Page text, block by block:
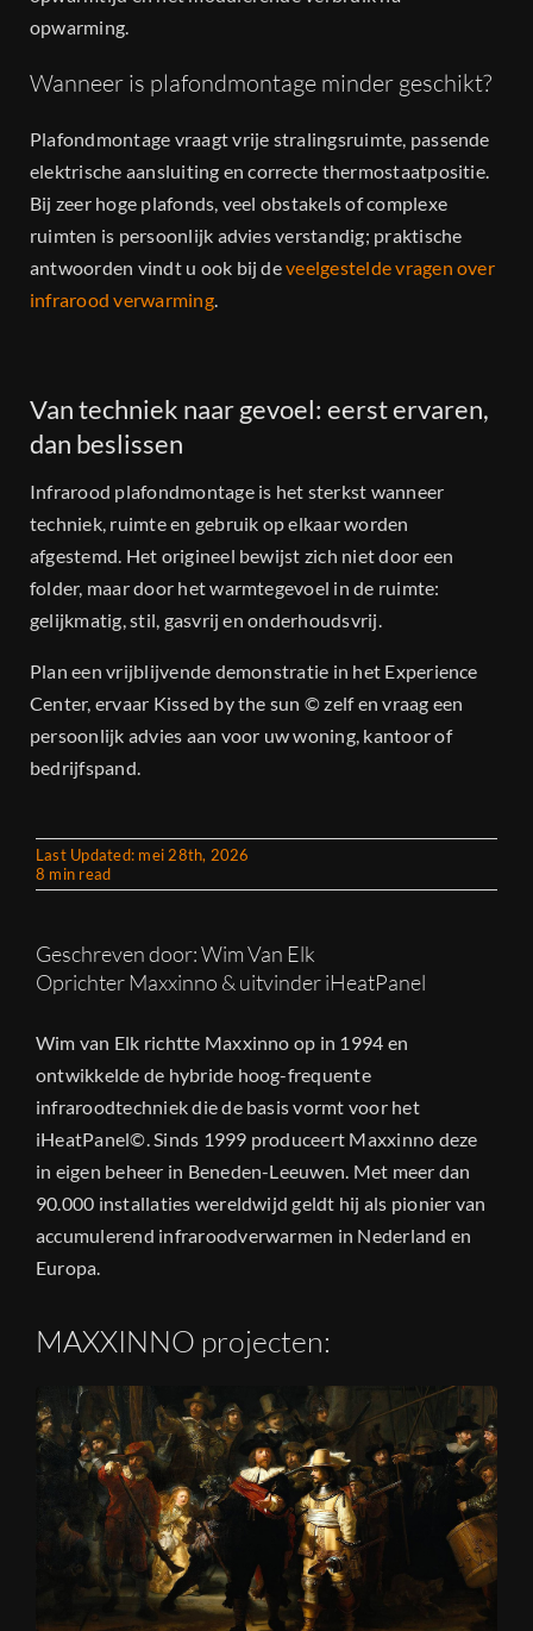
opwarming.
Wanneer is plafondmontage minder geschikt?
Plafondmontage vraagt vrije stralingsruimte, passende
elektrische aansluiting en correcte thermostaatpositie.
Bij zeer hoge plafonds, veel obstakels of complexe
ruimten is persoonlijk advies verstandig; praktische
antwoorden vindt u ook bij deveelgestelde vragen over
infrarood verwarming.
Van techniek naar gevoel: eerst ervaren,
dan beslissen
Infrarood plafondmontage is het sterkst wanneer
techniek, ruimte en gebruik op elkaar worden
afgestemd. Het origineel bewijst zich niet door een
folder, maar door het warmtegevoel in de ruimte:
gelijkmatig, stil, gasvrij en onderhoudsvrij.
Plan een vrijblijvende demonstratie in het Experience
Center, ervaar Kissed by the sun © zelf en vraag een
persoonlijk advies aan voor uw woning, kantoor of
bedrijfspand.
Last Updated: mei 28th, 2026
8 min read
Geschreven door: Wim Van Elk
Oprichter Maxxinno & uitvinder iHeatPanel
Wim van Elk richtte Maxxinno op in 1994 en
ontwikkelde de hybride hoog-frequente
infraroodtechniek die de basis vormt voor het
iHeatPanel©. Sinds 1999 produceert Maxxinno deze
in eigen beheer in Beneden-Leeuwen. Met meer dan
90.000 installaties wereldwijd geldt hij als pionier van
accumulerend infraroodverwarmen in Nederland en
Europa.
MAXXINNO projecten: